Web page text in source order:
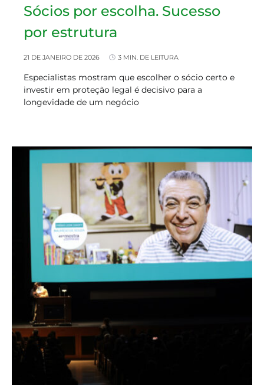
Sócios por escolha. Sucesso
por estrutura
21 DE JANEIRO DE 2026 3 MIN. DE LEITURA
Especialistas mostram que escolher o sócio certo e
investir em proteção legal é decisivo para a
longevidade de um negócio